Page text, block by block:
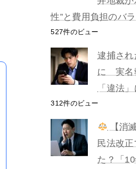
性”と費用負担のバ
527件のビュー
逮捕さ
に 実名
「違法
312件のビュー
【消
民法改
た？「